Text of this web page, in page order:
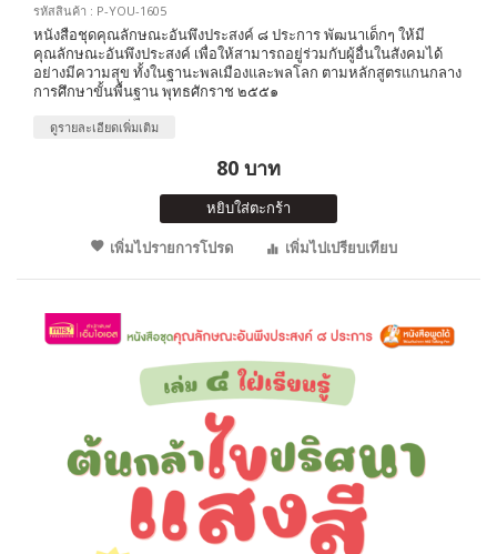
รหัสสินค้า : P-YOU-1605
หนังสือชุดคุณลักษณะอันพึงประสงค์ ๘ ประการ พัฒนาเด็กๆ ให้มี
คุณลักษณะอันพึงประสงค์ เพื่อให้สามารถอยู่ร่วมกับผู้อื่นในสังคมได้
อย่างมีความสุข ทั้งในฐานะพลเมืองและพลโลก ตามหลักสูตรแกนกลาง
การศึกษาขั้นพื้นฐาน พุทธศักราช ๒๕๕๑
ดูรายละเอียดเพิ่มเติม
80 บาท
หยิบใส่ตะกร้า
เพิ่มไปรายการโปรด
เพิ่มไปเปรียบเทียบ